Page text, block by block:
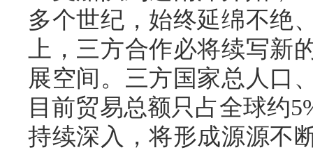
多个世纪，始终延绵不绝
上，三方合作必将续写新
展空间。三方国家总人口
目前贸易总额只占全球约
持续深入，将形成源源不